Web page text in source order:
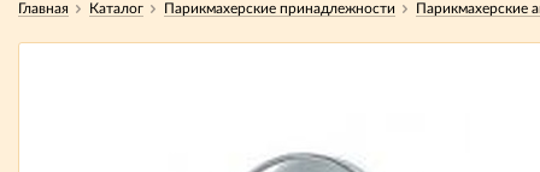
Главная Каталог Парикмахерские принадлежности Парикмахерские